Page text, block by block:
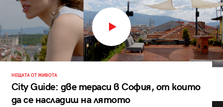
НЕЩАТА ОТ ЖИВОТА
City Guide: две тераси в София, от които
да се насладиш на лятото